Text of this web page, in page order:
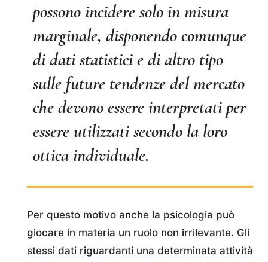
possono incidere solo in misura
marginale, disponendo comunque
di dati statistici e di altro tipo
sulle future tendenze del mercato
che devono essere interpretati per
essere utilizzati secondo la loro
ottica individuale.
Per questo motivo anche la psicologia può
giocare in materia un ruolo non irrilevante. Gli
stessi dati riguardanti una determinata attività